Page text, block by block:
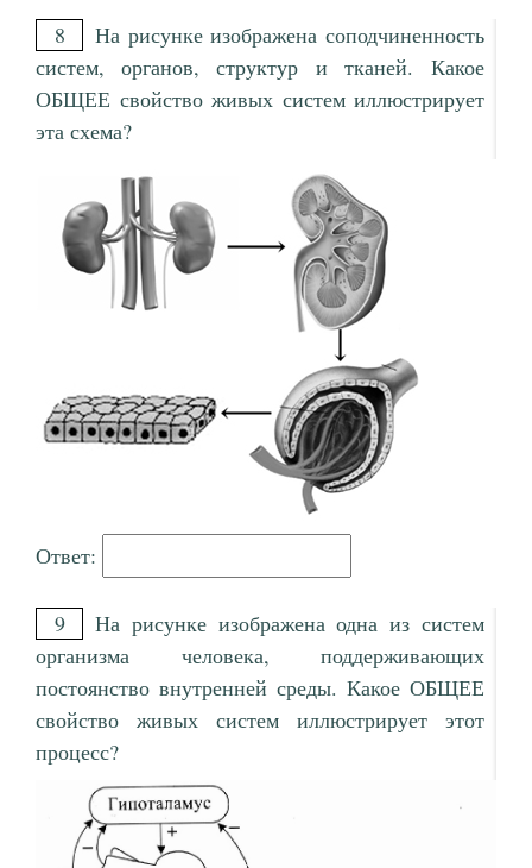
8
На рисунке изображена соподчиненность
систем, органов, структур и тканей. Какое
ОБЩЕЕ свойство живых систем иллюстрирует
эта схема?
Ответ:
9
На рисунке изображена одна из систем
организма человека, поддерживающих
постоянство внутренней среды. Какое ОБЩЕЕ
свойство живых систем иллюстрирует этот
процесс?